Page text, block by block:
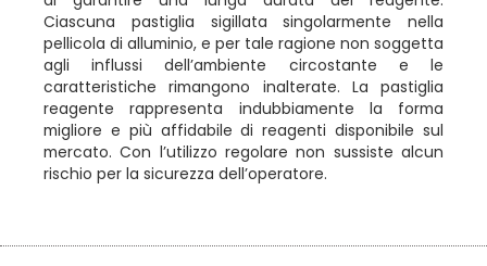
Ciascuna pastiglia sigillata singolarmente nella
pellicola di alluminio, e per tale ragione non soggetta
agli influssi dell’ambiente circostante e le
caratteristiche rimangono inalterate. La pastiglia
reagente rappresenta indubbiamente la forma
migliore e più affidabile di reagenti disponibile sul
mercato. Con l’utilizzo regolare non sussiste alcun
rischio per la sicurezza dell’operatore.